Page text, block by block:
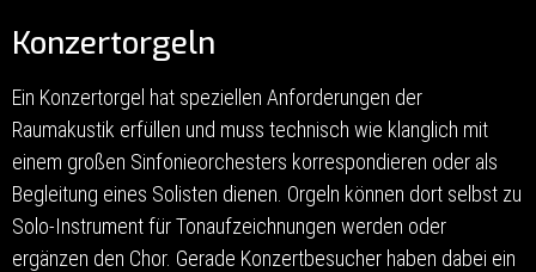
Konzertorgeln
Ein Konzertorgel hat speziellen Anforderungen der
Raumakustik erfüllen und muss technisch wie klanglich mit
einem großen Sinfonieorchesters korrespondieren oder als
Begleitung eines Solisten dienen. Orgeln können dort selbst zu
Solo-Instrument für Tonaufzeichnungen werden oder
ergänzen den Chor. Gerade Konzertbesucher haben dabei ein